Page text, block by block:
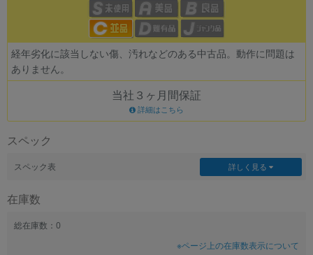
経年劣化に該当しない傷、汚れなどのある中古品。動作に問題は
ありません。
当社３ヶ月間保証
詳細はこちら
スペック
スペック表 詳しく見る
在庫数
総在庫数：0
※ページ上の在庫数表示について
メモリ
モニタサイズ
価格
円